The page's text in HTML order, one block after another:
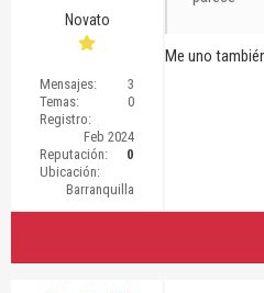
Novato
Mensajes:
3
Temas:
0
Registro:
Feb 2024
Reputación:
0
Ubicación:
Barranquilla
Me uno